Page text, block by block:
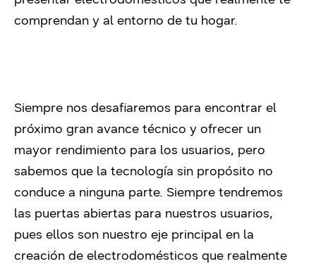
comprendan y al entorno de tu hogar.
Siempre nos desafiaremos para encontrar el
próximo gran avance técnico y ofrecer un
mayor rendimiento para los usuarios, pero
sabemos que la tecnología sin propósito no
conduce a ninguna parte. Siempre tendremos
las puertas abiertas para nuestros usuarios,
pues ellos son nuestro eje principal en la
creación de electrodomésticos que realmente